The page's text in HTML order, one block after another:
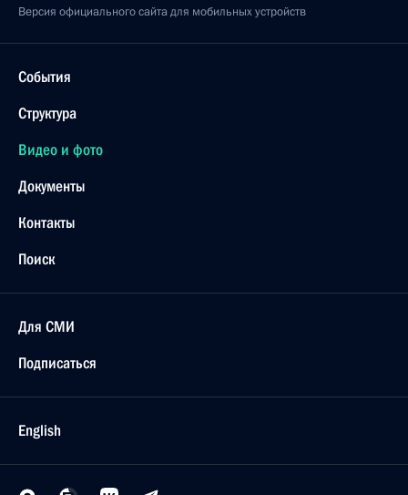
Версия официального сайта для мобильных устройств
События
Структура
Видео и фото
Документы
Контакты
Поиск
Для СМИ
Подписаться
English